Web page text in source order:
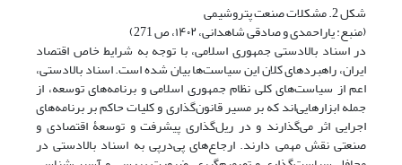
شکل 2. مشکلات صنعت پتروشیمی
(منبع: ‏یاراحمدی و صادقی شاهدانی، ۱۴۰۲، ص 271)
در اسناد بالادستی جمهوری اسلامی، با توجه به شرایط خاص اقتصاد
ایران، راهبردهای کلان این سیاست‌ها بیان شده است. اسناد بالادستی،
اعم از سیاست‌های کلی نظام جمهوری اسلامی و برنامه‌های توسعه، از
جمله ابزارهایی‌اند که بر مسیر قانون‌گذاری و کلیات حاکم بر برنامه‌های
اجرایی اثر می‌گذارند و در ریل‌گذاری پیشرفت و توسعۀ اقتصادی و
صنعتی نقش مهمی دارند. ارجاع‌های پی‌درپی به اسناد بالادستی در